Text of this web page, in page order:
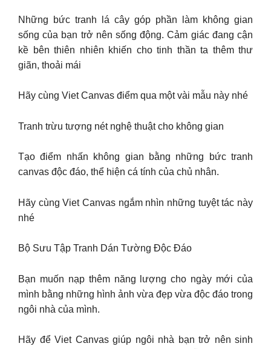
Những bức tranh lá cây góp phần làm không gian
sống của bạn trở nên sống động. Cảm giác đang cận
kề bên thiên nhiên khiến cho tinh thần ta thêm thư
giãn, thoải mái
Hãy cùng Viet Canvas điểm qua một vài mẫu này nhé
Tranh trừu tượng nét nghệ thuật cho không gian
Tạo điểm nhấn không gian bằng những bức tranh
canvas độc đáo, thể hiện cá tính của chủ nhân.
Hãy cùng Viet Canvas ngắm nhìn những tuyệt tác này
nhé
Bộ Sưu Tập Tranh Dán Tường Độc Đáo
Bạn muốn nạp thêm năng lượng cho ngày mới của
mình bằng những hình ảnh vừa đẹp vừa độc đáo trong
ngôi nhà của mình.
Hãy để Viet Canvas giúp ngôi nhà bạn trở nên sinh